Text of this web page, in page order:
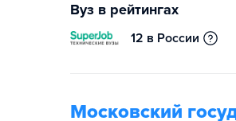
Вуз в рейтингах
12 в России
Московский